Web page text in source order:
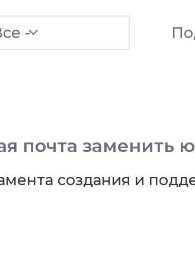
-
почта заменить
создания и